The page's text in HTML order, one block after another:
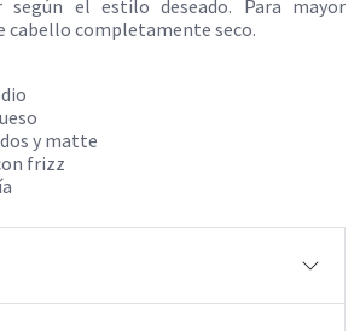
según el estilo deseado. Para mayor
cabello completamente seco.
y matte
frizz